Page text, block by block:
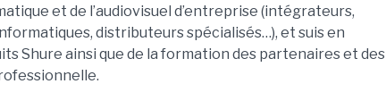
et de l’audiovisuel d’entreprise (intégrateurs,
distributeurs spécialisés…), et suis en
Shure ainsi que de la formation des partenaires et des